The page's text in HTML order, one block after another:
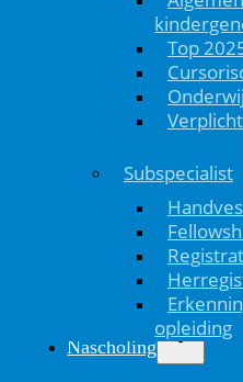
Top
Subspecialist
opleiding
Nascholing